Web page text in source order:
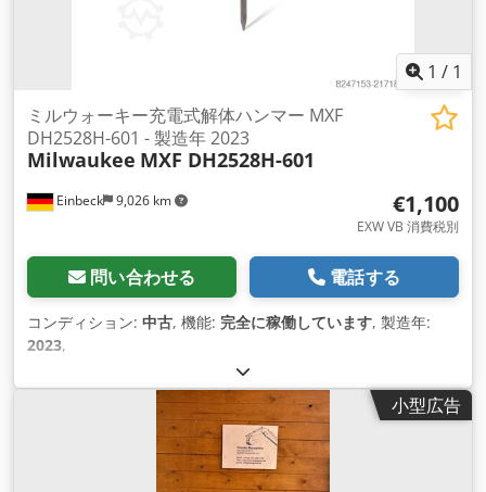
1 / 1
Einbeck 9,026 km
ミルウォーキー充電式解体ハンマー MXF
DH2528H-601 - 製造年 2023
Milwaukee MXF DH2528H-601
€1,100
EXW VB 消費税別
問い合わせる 電話する
コンディション: 中古, 機能: 完全に稼働しています, 製造年:
2023,
小型広告